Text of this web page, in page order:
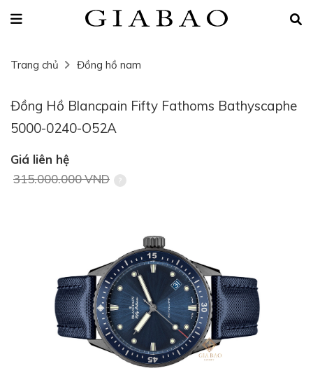
Trang chủ Đồng hồ nam
Đồng Hồ Blancpain Fifty Fathoms Bathyscaphe
5000-0240-O52A
Giá liên hệ
315.000.000 VND